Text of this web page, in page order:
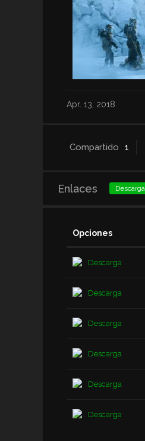
Apr. 13, 2018
Compartido 1
Enlaces Descarga
Opciones
Descarga
Descarga
Descarga
Descarga
Descarga
Descarga